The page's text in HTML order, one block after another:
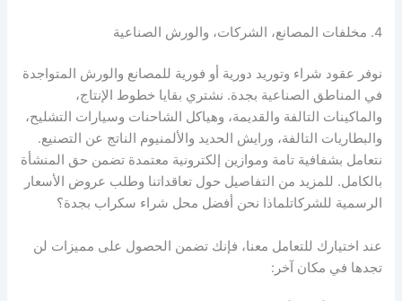
4. مخلفات المصانع، الشركات، والورش الصناعية
نوفر عقود شراء وتوريد دورية أو فورية للمصانع والورش المتواجدة
في المناطق الصناعية بجدة. نشتري بقايا خطوط الإنتاج،
والماكينات التالفة والقديمة، وهياكل الشاحنات وسيارات التشليح،
والبطاريات التالفة، ورايش الحديد والألمنيوم الناتج عن التصنيع.
نتعامل بشفافية تامة وموازين إلكترونية معتمدة تضمن حق المنشأة
بالكامل. للمزيد من التفاصيل حول تعاقداتنا وطلب عروض الأسعار
الرسمية للشركاتلماذا نحن أفضل محل شراء سكراب بجدة؟
عند اختيارك للتعامل معنا، فإنك تضمن الحصول على مميزات لن
تجدها في مكان آخر: